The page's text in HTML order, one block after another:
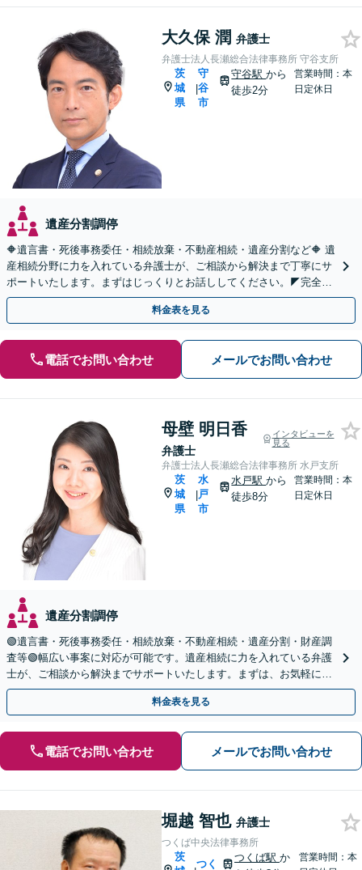
大久保 潤 弁護士
弁護士法人長瀬総合法律事務所 守谷支所
茨
城
県
|
守
谷
市
守谷駅から
徒歩2分
営業時間：本
日定休日
遺産分割調停
🔶遺言書・死後事務委任・相続放棄・不動産相続・遺産分割など🔶 遺
産相続分野に力を入れている弁護士が、ご相談から解決まで丁寧にサ
ポートいたします。まずはじっくりとお話ししてください。◤完全予
約制・初回法律相談無料◢
料金表を見る
電話でお問い合わせ メールでお問い合わせ
母壁 明日香
弁護士
インタビューを
見る
弁護士法人長瀬総合法律事務所 水戸支所
茨
城
県
|
水
戸
市
水戸駅から
徒歩8分
営業時間：本
日定休日
遺産分割調停
🟢遺言書・死後事務委任・相続放棄・不動産相続・遺産分割・財産調
査等🟢幅広い事案に対応が可能です。遺産相続に力を入れている弁護
士が、ご相談から解決までサポートいたします。まずは、お気軽にお
問い合わせください。◤完全予約制・初回相談料無料◢
料金表を見る
電話でお問い合わせ メールでお問い合わせ
堀越 智也 弁護士
つくば中央法律事務所
茨
つく
つくば駅か
営業時間：本